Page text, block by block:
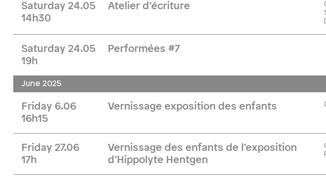
Saturday 24.05
14h30
Atelier d’écriture
Saturday 24.05
19h
Performées #7
June 2025
Friday 6.06
16h15
Vernissage exposition des enfants
Friday 27.06
17h
Vernissage des enfants de l’exposition
d’Hippolyte Hentgen